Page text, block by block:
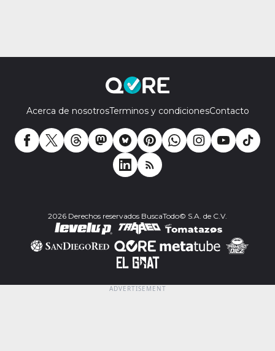
Acerca de nosotrosTerminos y condicionesContacto
2026 Derechos reservados BuscaTodo© S.A. de C.V.